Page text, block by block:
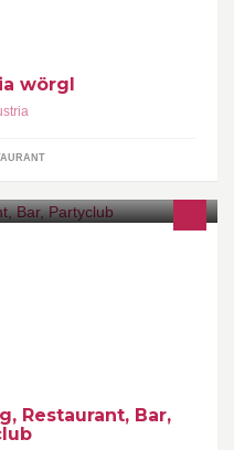
wörgl
Restaurant, Bar,